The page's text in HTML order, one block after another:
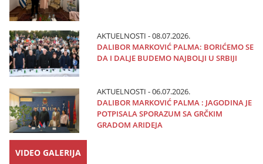
AKTUELNOSTI - 08.07.2026.
DALIBOR MARKOVIĆ PALMA: BORIĆEMO SE
DA I DALJE BUDEMO NAJBOLJI U SRBIJI
AKTUELNOSTI - 06.07.2026.
DALIBOR MARKOVIĆ PALMA : JAGODINA JE
POTPISALA SPORAZUM SA GRČKIM
GRADOM ARIDEJA
VIDEO GALERIJA